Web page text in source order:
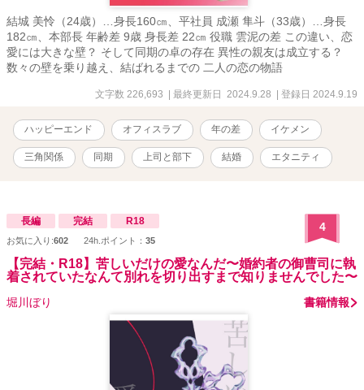
結城 美怜（24歳）…身長160㎝、平社員 成瀬 隼斗（33歳）…身長
182㎝、本部長 年齢差 9歳 身長差 22㎝ 役職 雲泥の差 この違い、恋
愛には大きな壁？ そして同期の卓の存在 異性の親友は成立する？
数々の壁を乗り越え、結ばれるまでの 二人の恋の物語
文字数 226,693 | 最終更新日 2024.9.28 | 登録日 2024.9.19
ハッピーエンド オフィスラブ 年の差 イケメン
三角関係 同期 上司と部下 結婚 エタニティ
長編 完結 R18
お気に入り:602 24h.ポイント： 35
4
【完結・R18】苦しいだけの愛なんだ〜婚約者の御曹司に執
着されていたなんて別れを切り出すまで知りませんでした〜
堀川ぼり 書籍情報